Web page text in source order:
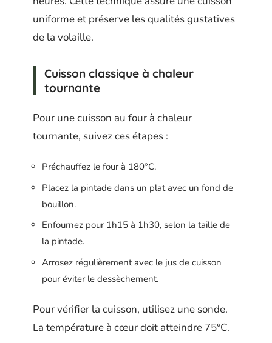
uniforme et préserve les qualités gustatives
de la volaille.
Cuisson classique à chaleur
tournante
Pour une cuisson au four à chaleur
tournante, suivez ces étapes :
Préchauffez le four à 180°C.
Placez la pintade dans un plat avec un fond de
bouillon.
Enfournez pour 1h15 à 1h30, selon la taille de
la pintade.
Arrosez régulièrement avec le jus de cuisson
pour éviter le dessèchement.
Pour vérifier la cuisson, utilisez une sonde.
La température à cœur doit atteindre 75°C.